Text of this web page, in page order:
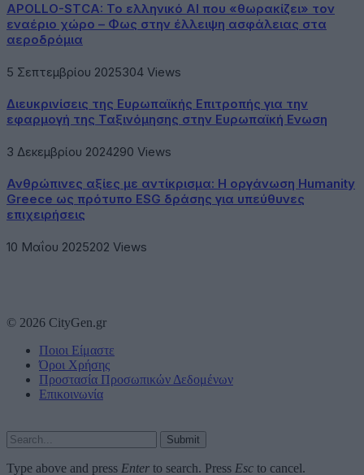
APOLLO-STCA: Το ελληνικό AI που «θωρακίζει» τον
εναέριο χώρο – Φως στην έλλειψη ασφάλειας στα
αεροδρόμια
5 Σεπτεμβρίου 2025304 Views
Διευκρινίσεις της Ευρωπαϊκής Επιτροπής για την
εφαρμογή της Ταξινόμησης στην Ευρωπαϊκή Ενωση
3 Δεκεμβρίου 2024290 Views
Ανθρώπινες αξίες με αντίκρισμα: Η οργάνωση Humanity
Greece ως πρότυπο ESG δράσης για υπεύθυνες
επιχειρήσεις
10 Μαΐου 2025202 Views
© 2026 CityGen.gr
Ποιοι Είμαστε
Όροι Χρήσης
Προστασία Προσωπικών Δεδομένων
Επικοινωνία
Submit
Type above and press Enter to search. Press Esc to cancel.